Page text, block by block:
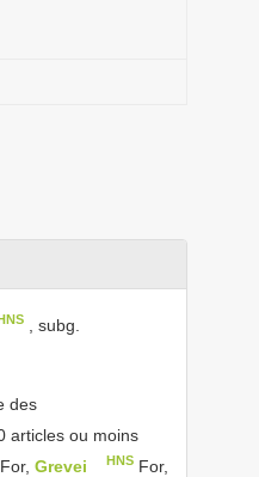
, subg.
des
articles ou moins
For,Grevei HNSFor,